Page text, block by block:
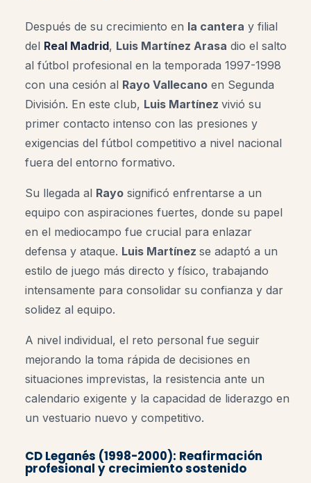
Después de su crecimiento en la cantera y filial
del Real Madrid, Luis Martínez Arasa dio el salto
al fútbol profesional en la temporada 1997-1998
con una cesión al Rayo Vallecano en Segunda
División. En este club, Luis Martínez vivió su
primer contacto intenso con las presiones y
exigencias del fútbol competitivo a nivel nacional
fuera del entorno formativo.
Su llegada al Rayo significó enfrentarse a un
equipo con aspiraciones fuertes, donde su papel
en el mediocampo fue crucial para enlazar
defensa y ataque. Luis Martínez se adaptó a un
estilo de juego más directo y físico, trabajando
intensamente para consolidar su confianza y dar
solidez al equipo.
A nivel individual, el reto personal fue seguir
mejorando la toma rápida de decisiones en
situaciones imprevistas, la resistencia ante un
calendario exigente y la capacidad de liderazgo en
un vestuario nuevo y competitivo.
CD Leganés (1998-2000): Reafirmación
profesional y crecimiento sostenido